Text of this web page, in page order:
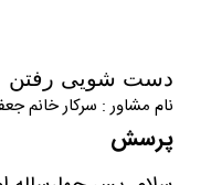
دست شویی رفتن
نام مشاور : سرکار خانم
پرسش